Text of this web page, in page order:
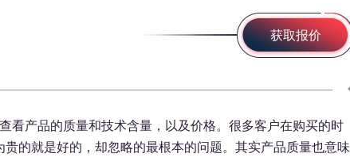
获取报价
看产品的质量和技术含量，以及价格。很多客户在购买的时
的就是好的，却忽略的最根本的问题。其实产品质量也意味